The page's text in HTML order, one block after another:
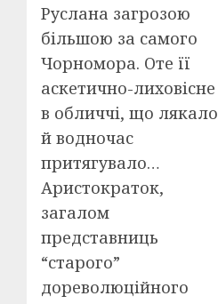
Руслана загрозою
більшою за самого
Чорномора. Оте її
аскетично-лиховісне
в обличчі, що лякало
й водночас
притягувало…
Аристократок,
загалом
представниць
“старого”
дореволюційного